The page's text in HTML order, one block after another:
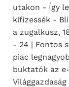
utakon - Így
kifizessék -
a zugalkusz,
- 24 | Fontos
piac
buktatók az